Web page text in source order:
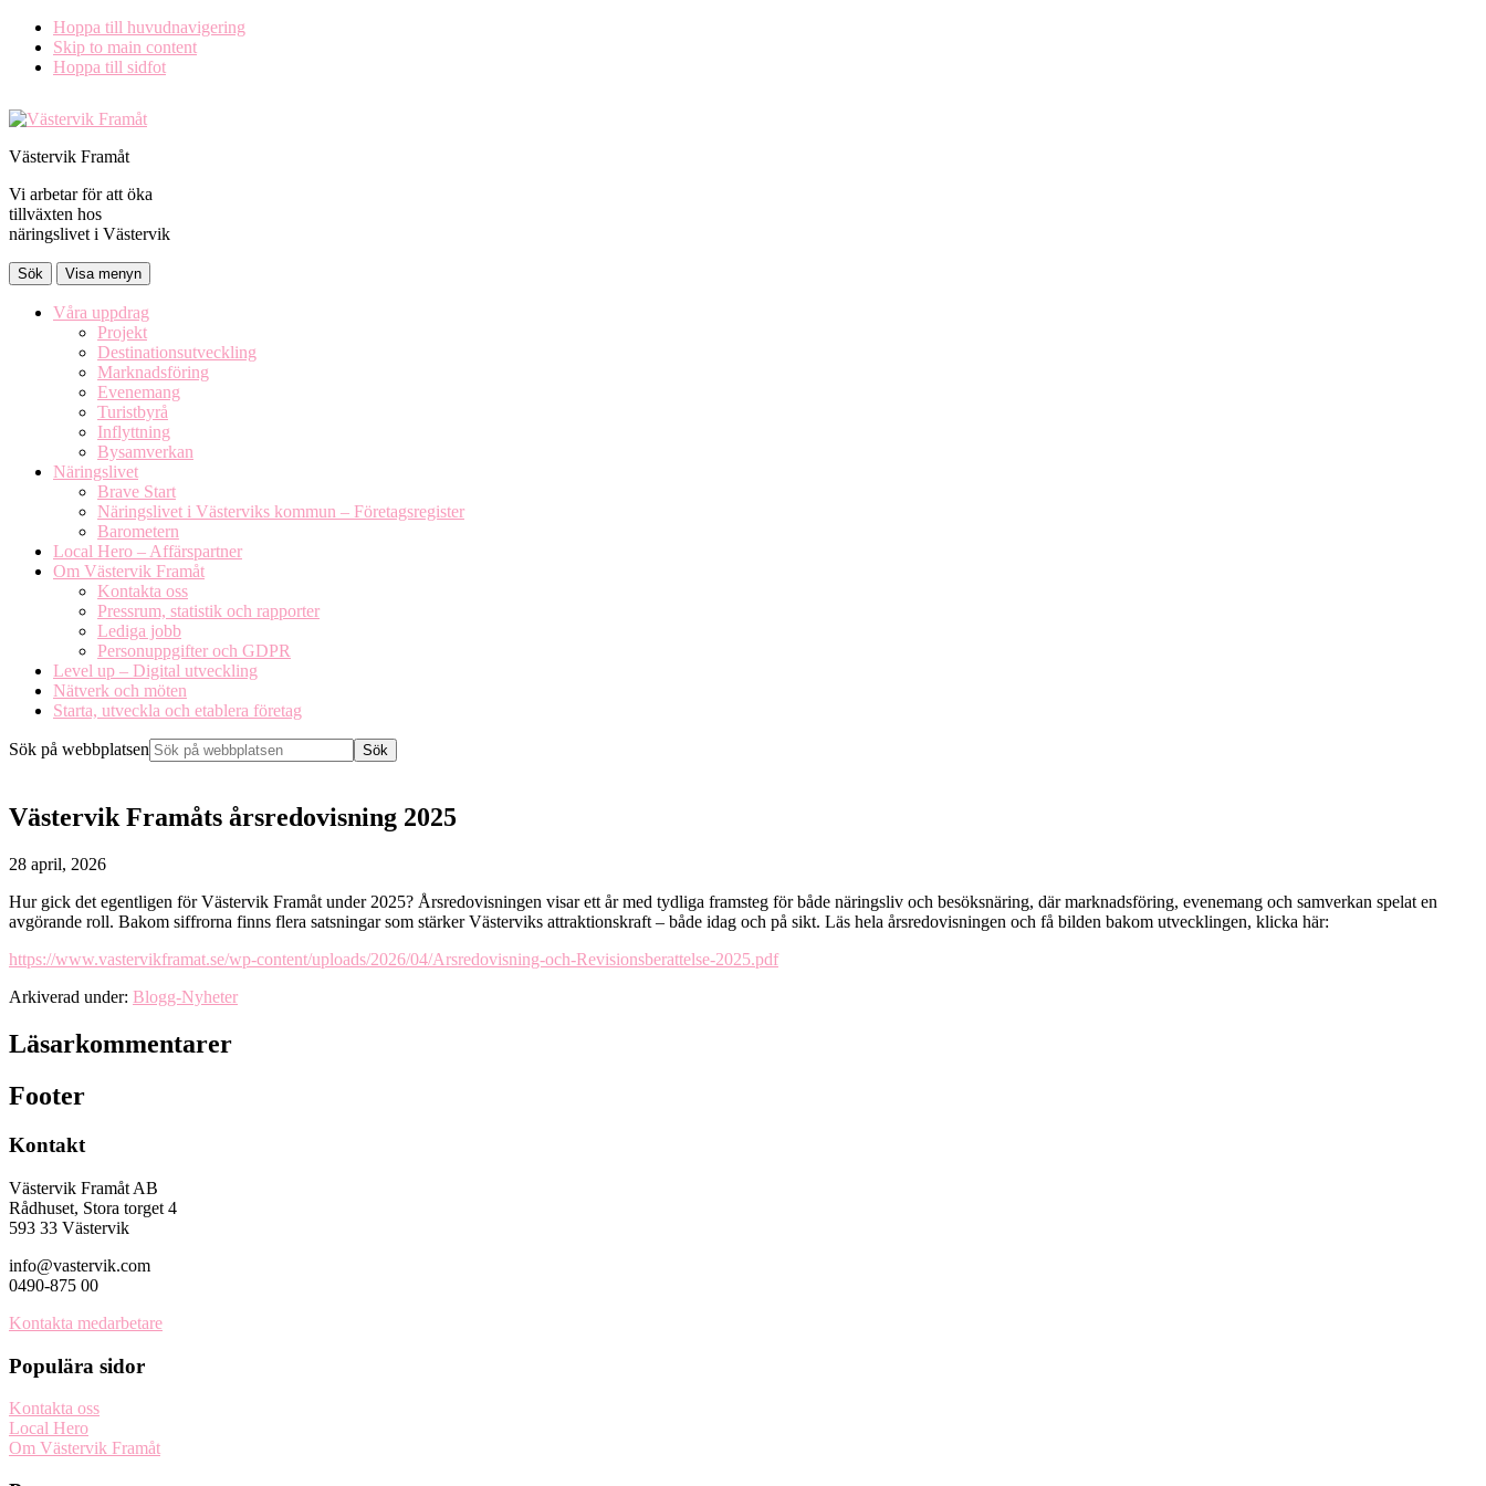
Hoppa till huvudnavigering
Skip to main content
Hoppa till sidfot
Västervik Framåt
Vi arbetar för att öka
tillväxten hos
näringslivet i Västervik
Sök Visa menyn
Våra uppdrag
Projekt
Destinationsutveckling
Marknadsföring
Evenemang
Turistbyrå
Inflyttning
Bysamverkan
Näringslivet
Brave Start
Näringslivet i Västerviks kommun – Företagsregister
Barometern
Local Hero – Affärspartner
Om Västervik Framåt
Kontakta oss
Pressrum, statistik och rapporter
Lediga jobb
Personuppgifter och GDPR
Level up – Digital utveckling
Nätverk och möten
Starta, utveckla och etablera företag
Sök på webbplatsen
Västervik Framåts årsredovisning 2025
28 april, 2026
Hur gick det egentligen för Västervik Framåt under 2025? Årsredovisningen visar ett år med tydliga framsteg för både näringsliv och besöksnäring, där marknadsföring, evenemang och samverkan spelat en
avgörande roll. Bakom siffrorna finns flera satsningar som stärker Västerviks attraktionskraft – både idag och på sikt. Läs hela årsredovisningen och få bilden bakom utvecklingen, klicka här:
https://www.vastervikframat.se/wp-content/uploads/2026/04/Arsredovisning-och-Revisionsberattelse-2025.pdf
Arkiverad under: Blogg-Nyheter
Läsarkommentarer
Footer
Kontakt
Västervik Framåt AB
Rådhuset, Stora torget 4
593 33 Västervik
info@vastervik.com
0490-875 00
Kontakta medarbetare
Populära sidor
Kontakta oss
Local Hero
Om Västervik Framåt